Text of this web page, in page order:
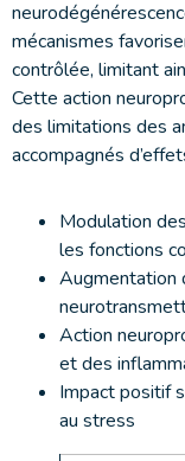
mécanismes
contrôlée, limitant
Cette action
des limitations des
accompagnés
Modulation
les fonctions
Augmentation
Action
et des
Impact positif
au stress